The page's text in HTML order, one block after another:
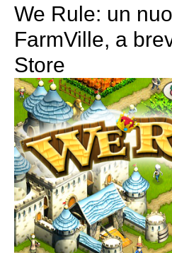
We Rule: un
FarmVille, a
Store